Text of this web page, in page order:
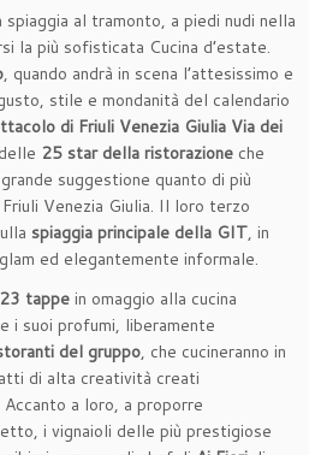
spiaggia al tramonto, a piedi nudi nella
la più sofisticata Cucina d’estate.
, quando andrà in scena l’attesissimo e
stile e mondanità del calendario
di Friuli Venezia Giulia Via dei
25 star della ristorazione che
suggestione quanto di più
Venezia Giulia. Il loro terzo
spiaggia principale della GIT, in
ed elegantemente informale.
23 tappe in omaggio alla cucina
i suoi profumi, liberamente
del gruppo, che cucineranno in
di alta creatività creati
a loro, a proporre
i vignaioli delle più prestigiose